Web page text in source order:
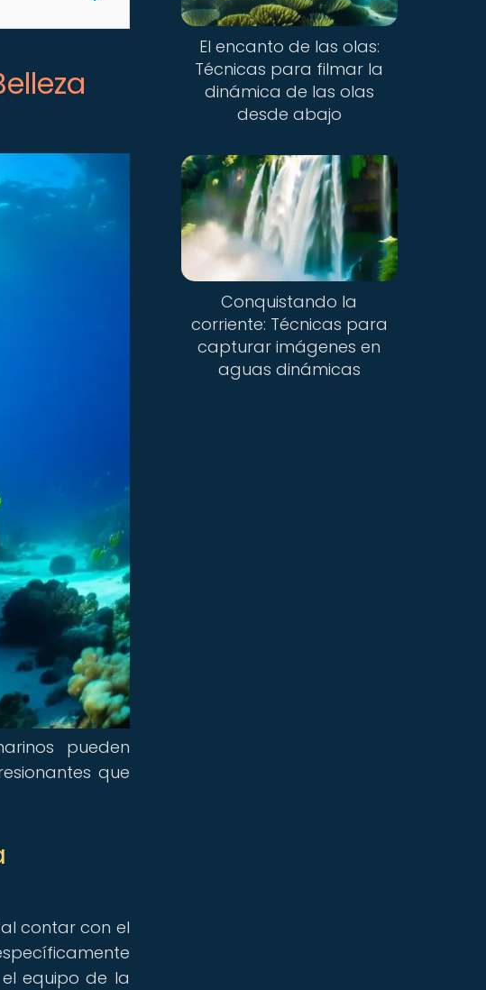
pueden
que
contar con el
equipo de la
El encanto de las olas:
Técnicas para filmar la
dinámica de las olas
desde abajo
Conquistando la
corriente: Técnicas para
capturar imágenes en
aguas dinámicas